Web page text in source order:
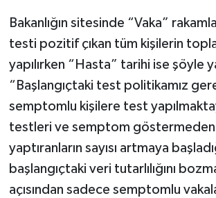
Bakanlığın sitesinde “Vaka”
testi pozitif çıkan tüm kişilerin
yapılırken “Hasta” tarihi ise şöyle
“Başlangıçtaki test politikamız
semptomlu kişilere test
testleri ve semptom
yaptıranların sayısı artmaya
başlangıçtaki veri tutarlılığını
açısından sadece semptomlu